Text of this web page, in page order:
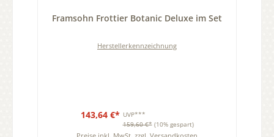
Framsohn Frottier Botanic Deluxe im Set
Herstellerkennzeichnung
143,64 €* UVP***
159,60 €* (10% gespart)